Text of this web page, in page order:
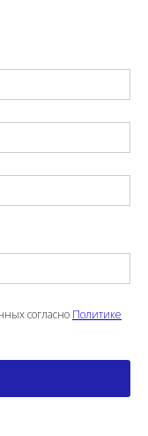
согласно Политике